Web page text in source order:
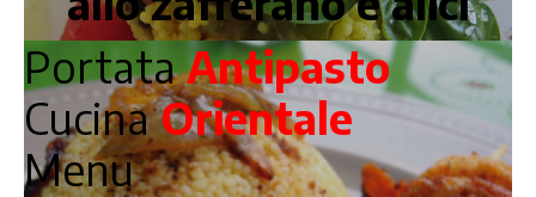
PortataAntipasto
CucinaOrientale
Menu